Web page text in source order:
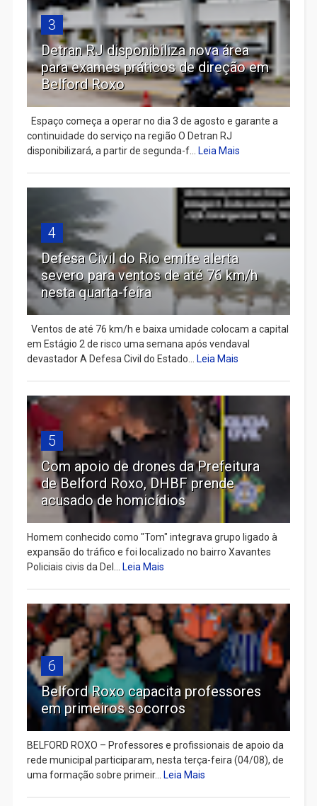
3
Detran RJ disponibiliza nova área
para exames práticos de direção em
Belford Roxo
Espaço começa a operar no dia 3 de agosto e garante a
continuidade do serviço na região O Detran RJ
disponibilizará, a partir de segunda-f...
Leia Mais
4
Defesa Civil do Rio emite alerta
severo para ventos de até 76 km/h
nesta quarta-feira
Ventos de até 76 km/h e baixa umidade colocam a capital
em Estágio 2 de risco uma semana após vendaval
devastador A Defesa Civil do Estado...
Leia Mais
5
Com apoio de drones da Prefeitura
de Belford Roxo, DHBF prende
acusado de homicídios
Homem conhecido como "Tom" integrava grupo ligado à
expansão do tráfico e foi localizado no bairro Xavantes
Policiais civis da Del...
Leia Mais
6
Belford Roxo capacita professores
em primeiros socorros
BELFORD ROXO – Professores e profissionais de apoio da
rede municipal participaram, nesta terça-feira (04/08), de
uma formação sobre primeir...
Leia Mais